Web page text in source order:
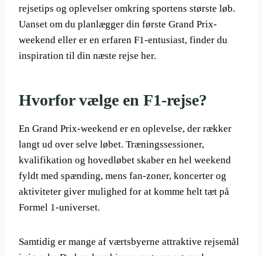
rejsetips og oplevelser omkring sportens største løb.
Uanset om du planlægger din første Grand Prix-
weekend eller er en erfaren F1-entusiast, finder du
inspiration til din næste rejse her.
Hvorfor vælge en F1-rejse?
En Grand Prix-weekend er en oplevelse, der rækker
langt ud over selve løbet. Træningssessioner,
kvalifikation og hovedløbet skaber en hel weekend
fyldt med spænding, mens fan-zoner, koncerter og
aktiviteter giver mulighed for at komme helt tæt på
Formel 1-universet.
Samtidig er mange af værtsbyerne attraktive rejsemål